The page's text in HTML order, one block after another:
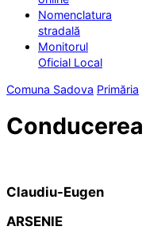
Nomenclatura
stradală
Monitorul
Oficial Local
Comuna Sadova Primăria
Conducerea
Claudiu-Eugen
ARSENIE